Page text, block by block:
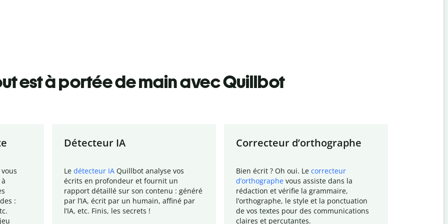
est à portée de main avec Quillbot
:
Détecteur IA
Le détecteur IA Quillbot analyse vos
écrits en profondeur et fournit un
rapport détaillé sur son contenu : généré
par l’IA, écrit par un humain, affiné par
l’IA, etc. Finis, les secrets !
Correcteur d’orthographe
Bien écrit ? Oh oui. Le correcteur
d’orthographe vous assiste dans la
rédaction et vérifie la grammaire,
l’orthographe, le style et la ponctuation
de vos textes pour des communications
claires et percutantes.